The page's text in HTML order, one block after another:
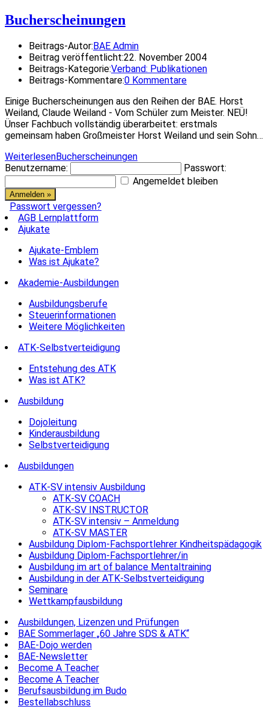
Bucherscheinungen
Beitrags-Autor:BAE Admin
Beitrag veröffentlicht:22. November 2004
Beitrags-Kategorie:Verband: Publikationen
Beitrags-Kommentare:0 Kommentare
Einige Bucherscheinungen aus den Reihen der BAE. Horst
Weiland, Claude Weiland - Vom Schüler zum Meister. NEÜ!
Ünser Fachbuch vollständig überarbeitet: erstmals
gemeinsam haben Großmeister Horst Weiland und sein Sohn…
WeiterlesenBucherscheinungen
Benutzername:
Passwort:
Angemeldet bleiben
Passwort vergessen?
AGB Lernplattform
Ajukate
Ajukate-Emblem
Was ist Ajukate?
Akademie-Ausbildungen
Ausbildungsberufe
Steuerinformationen
Weitere Möglichkeiten
ATK-Selbstverteidigung
Entstehung des ATK
Was ist ATK?
Ausbildung
Dojoleitung
Kinderausbildung
Selbstverteidigung
Ausbildungen
ATK-SV intensiv Ausbildung
ATK-SV COACH
ATK-SV INSTRUCTOR
ATK-SV intensiv – Anmeldung
ATK-SV MASTER
Ausbildung Diplom-Fachsportlehrer Kindheitspädagogik
Ausbildung Diplom-Fachsportlehrer/in
Ausbildung im art of balance Mentaltraining
Ausbildung in der ATK-Selbstverteidigung
Seminare
Wettkampfausbildung
Ausbildungen, Lizenzen und Prüfungen
BAE Sommerlager „60 Jahre SDS & ATK“
BAE-Dojo werden
BAE-Newsletter
Become A Teacher
Become A Teacher
Berufsausbildung im Budo
Bestellabschluss